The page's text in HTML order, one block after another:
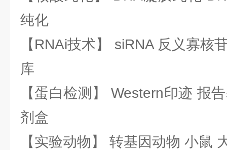
纯化
【RNAi技术】 siRNA 反义寡核
库
【蛋白检测】 Western印迹 报
剂盒
【实验动物】 转基因动物 小鼠